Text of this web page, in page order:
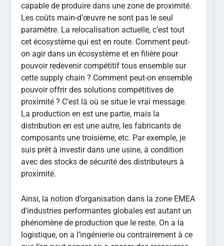
capable de produire dans une zone de proximité.
Les coûts main-d’œuvre ne sont pas le seul
paramètre. La relocalisation actuelle, c’est tout
cet écosystème qui est en route. Comment peut-
on agir dans un écosystème et en filière pour
pouvoir redevenir compétitif tous ensemble sur
cette supply chain ? Comment peut-on ensemble
pouvoir offrir des solutions compétitives de
proximité ? C’est là où se situe le vrai message.
La production en est une partie, mais la
distribution en est une autre, les fabricants de
composants une troisième, etc. Par exemple, je
suis prêt à investir dans une usine, à condition
avec des stocks de sécurité des distributeurs à
proximité.
Ainsi, la notion d’organisation dans la zone EMEA
d’industries performantes globales est autant un
phénomène de production que le reste. On a la
logistique, on a l’ingénierie ou contrairement à ce